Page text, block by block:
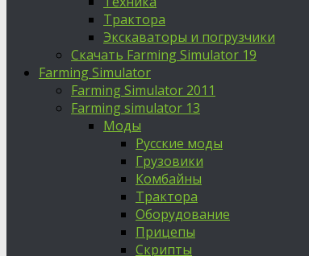
Трактора
Экскаваторы и погрузчики
Скачать Farming Simulator 19
Farming Simulator
Farming Simulator 2011
Farming simulator 13
Моды
Русские моды
Грузовики
Комбайны
Трактора
Оборудование
Прицепы
Скрипты